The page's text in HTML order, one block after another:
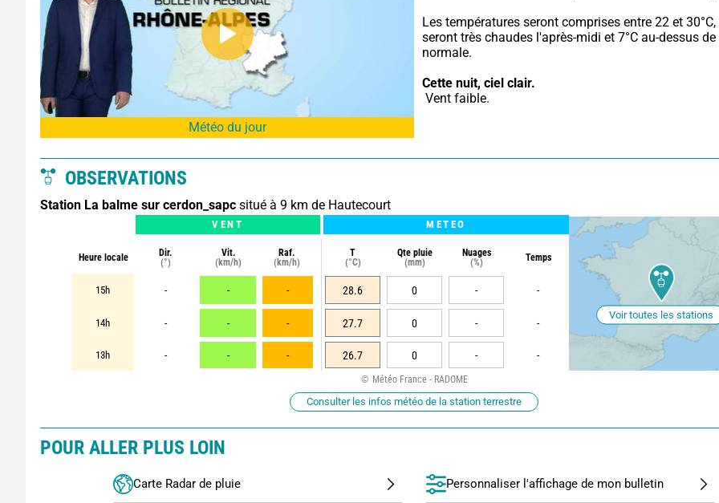
Météo du jour
Les températures seront comprises entre 22 et 30°C,
seront très chaudes l'après-midi et 7°C au-dessus de
normale.
Cette nuit, ciel clair.
Vent faible.
OBSERVATIONS
Station La balme sur cerdon_sapc situé à 9 km de Hautecourt
VENT METEO
Heure locale
Dir.
(°)
Vit.
(km/h)
Raf.
(km/h)
T
(°C)
Qte pluie
(mm)
Nuages
(%)
Temps
15h - - - 28.6 0 - -
14h - - - 27.7 0 - -
13h - - - 26.7 0 - -
Voir toutes les stations
Météo France - RADOME
Consulter les infos météo de la station terrestre
POUR ALLER PLUS LOIN
Carte Radar de pluie Personnaliser l'affichage de mon bulletin